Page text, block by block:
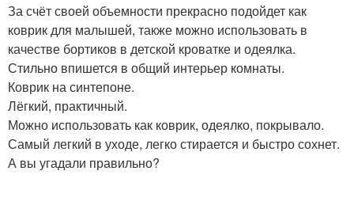
За счёт своей объемности прекрасно подойдет как
коврик для малышей, также можно использовать в
качестве бортиков в детской кроватке и одеялка.
Стильно впишется в общий интерьер комнаты.
Коврик на синтепоне.
Лёгкий, практичный.
Можно использовать как коврик, одеялко, покрывало.
Самый легкий в уходе, легко стирается и быстро сохнет.
А вы угадали правильно?